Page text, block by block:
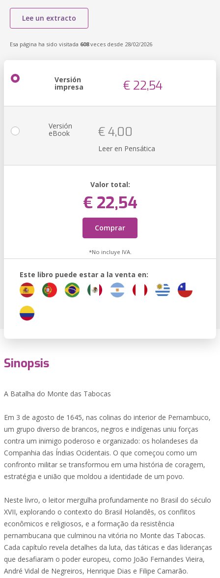
Lee un extracto
Esa página ha sido visitada 608veces desde 28/02/2026
Versión
impresa € 22,54
Versión
eBook € 4,00
Leer en Pensática
Valor total:
€ 22,54
Comprar
*No incluye IVA.
Este libro puede estar a la venta en:
Sinopsis
A Batalha do Monte das Tabocas
Em 3 de agosto de 1645, nas colinas do interior de Pernambuco,
um grupo diverso de brancos, negros e indígenas uniu forças
contra um inimigo poderoso e organizado: os holandeses da
Companhia das Índias Ocidentais. O que começou como um
confronto militar se transformou em uma história de coragem,
estratégia e união que moldou a identidade de um povo.
Neste livro, o leitor mergulha profundamente no Brasil do século
XVII, explorando o contexto do Brasil Holandês, os conflitos
econômicos e religiosos, e a formação da resistência
pernambucana que culminou na vitória no Monte das Tabocas.
Cada capítulo revela detalhes da luta, das táticas e das lideranças
que desafiaram o poder europeu, como João Fernandes Vieira,
André Vidal de Negreiros, Henrique Dias e Filipe Camarão.